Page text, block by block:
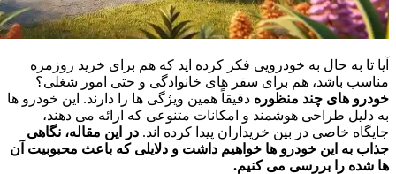
آیا تا به حال به خودرویی فکر کرده اید که هم برای خرید روزمره
مناسب باشد، هم برای سفر های خانوادگی و حتی امور شغلی؟
خودرو های چند منظوره دقیقاً همین ویژگی ها را دارند. این خودرو ها
به دلیل طراحی هوشمند و امکانات متنوعی که ارائه می دهند،
جایگاه خاصی در بین خریداران پیدا کرده اند. در این مقاله، نگاهی
جذاب به این خودرو ها خواهیم داشت و دلایلی که باعث محبوبیت آن
ها شده را بررسی می کنیم.